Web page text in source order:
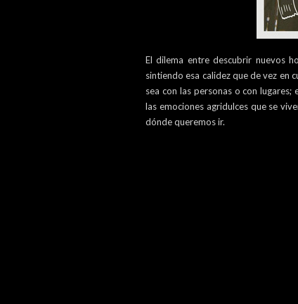
El dilema entre descubrir nuevos
sintiendo esa calidez que de vez en
sea con las personas o con
las emociones agridulces que se
dónde queremos ir.